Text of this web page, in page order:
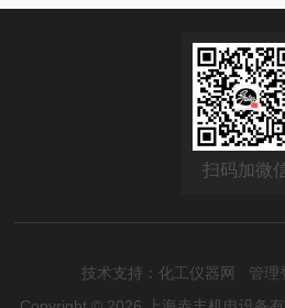
扫码加微
技术支持： 化工仪器网 管理